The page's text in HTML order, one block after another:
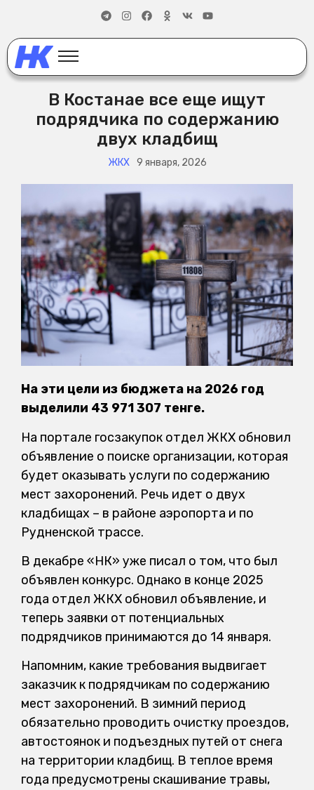
В Костанае все еще ищут
подрядчика по содержанию
двух кладбищ
ЖКХ 9 января, 2026
На эти цели из бюджета на 2026 год
выделили 43 971 307 тенге.
На портале госзакупок отдел ЖКХ обновил
объявление о поиске организации, которая
будет оказывать услуги по содержанию
мест захоронений. Речь идет о двух
кладбищах – в районе аэропорта и по
Рудненской трассе.
В декабре «НК» уже писал о том, что был
объявлен конкурс. Однако в конце 2025
года отдел ЖКХ обновил объявление, и
теперь заявки от потенциальных
подрядчиков принимаются до 14 января.
Напомним, какие требования выдвигает
заказчик к подрядчикам по содержанию
мест захоронений. В зимний период
обязательно проводить очистку проездов,
автостоянок и подъездных путей от снега
на территории кладбищ. В теплое время
года предусмотрены скашивание травы,